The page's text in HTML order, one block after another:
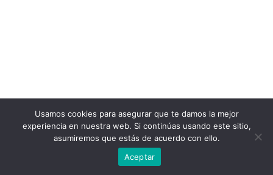
Usamos cookies para asegurar que te damos la mejor
experiencia en nuestra web. Si continúas usando este sitio,
asumiremos que estás de acuerdo con ello.
Aceptar